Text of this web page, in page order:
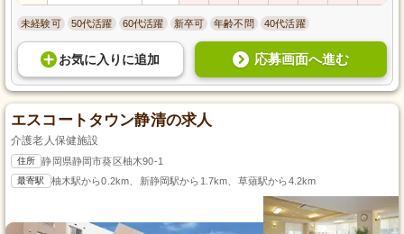
未経験可 50代活躍 60代活躍 新卒可 年齢不問 40代活躍
お気に入り に追加 応募画面へ進む
エスコートタウン静清の求人
介護老人保健施設
住所 静岡県静岡市葵区柚木90-1
最寄駅 柚木駅から0.2km、新静岡駅から1.7km、草薙駅から4.2km